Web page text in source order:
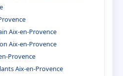
Aix-en-Provence
Aix-en-Provence
Provence
Aix-en-Provence